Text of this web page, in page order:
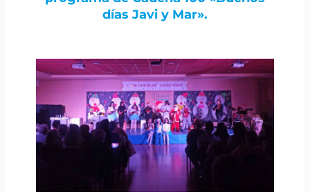
días Javi y Mar».